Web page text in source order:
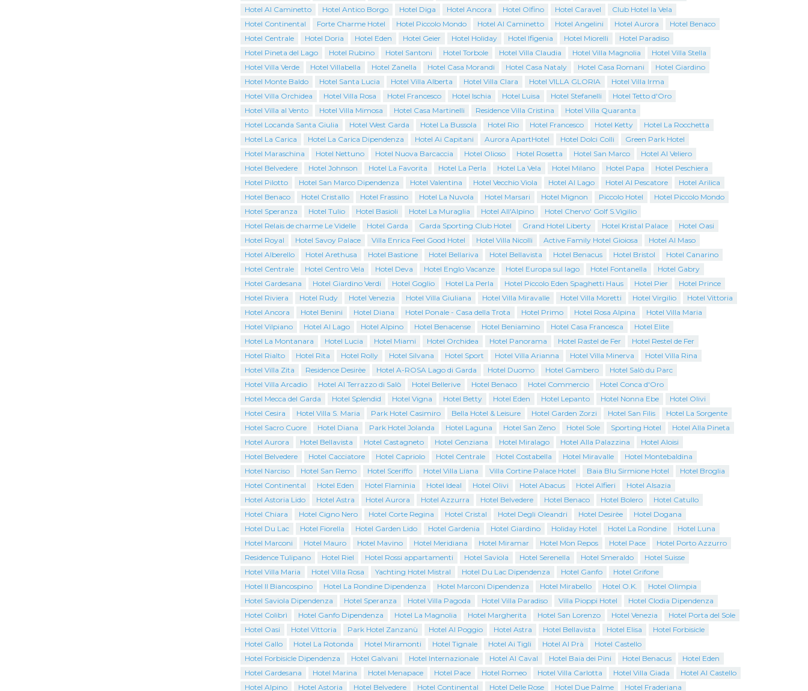
Hotel Al Caminetto
Hotel Antico Borgo Hotel Diga Hotel Ancora Hotel Olfino Hotel Caravel
Club Hotel la Vela
Hotel Continental
Forte Charme Hotel Hotel Piccolo Mondo Hotel Al Caminetto Hotel Angelini Hotel Aurora
Hotel Benaco
Hotel Centrale
Hotel Doria Hotel Eden Hotel Geier Hotel Holiday Hotel Ifigenia Hotel Miorelli
Hotel Paradiso
Hotel Pineta del Lago
Hotel Rubino Hotel Santoni Hotel Torbole Hotel Villa Claudia Hotel Villa Magnolia
Hotel Villa Stella
Hotel Villa Verde
Hotel Villabella Hotel Zanella Hotel Casa Morandi Hotel Casa Nataly Hotel Casa Romani
Hotel Giardino
Hotel Monte Baldo
Hotel Santa Lucia Hotel Villa Alberta Hotel Villa Clara Hotel VILLA GLORIA
Hotel Villa Irma
Hotel Villa Orchidea
Hotel Villa Rosa Hotel Francesco Hotel Ischia Hotel Luisa Hotel Stefanelli
Hotel Tetto d'Oro
Hotel Villa al Vento
Hotel Villa Mimosa Hotel Casa Martinelli Residence Villa Cristina
Hotel Villa Quaranta
Hotel Locanda Santa Giulia
Hotel West Garda Hotel La Bussola Hotel Rio Hotel Francesco Hotel Ketty
Hotel La Rocchetta
Hotel La Carica
Hotel La Carica Dipendenza Hotel Ai Capitani Aurora ApartHotel Hotel Dolci Colli
Green Park Hotel
Hotel Maraschina
Hotel Nettuno Hotel Nuova Barcaccia Hotel Olioso Hotel Rosetta Hotel San Marco
Hotel Al Veliero
Hotel Belvedere
Hotel Johnson Hotel La Favorita Hotel La Perla Hotel La Vela Hotel Milano Hotel Papa
Hotel Peschiera
Hotel Pilotto
Hotel San Marco Dipendenza Hotel Valentina Hotel Vecchio Viola Hotel Al Lago Hotel Al Pescatore
Hotel Arilica
Hotel Benaco
Hotel Cristallo Hotel Frassino Hotel La Nuvola Hotel Marsari Hotel Mignon Piccolo Hotel
Hotel Piccolo Mondo
Hotel Speranza
Hotel Tulio Hotel Basioli Hotel La Muraglia Hotel All'Alpino
Hotel Chervo' Golf S.Vigilio
Hotel Relais de charme Le Videlle
Hotel Garda Garda Sporting Club Hotel Grand Hotel Liberty Hotel Kristal Palace
Hotel Oasi
Hotel Royal
Hotel Savoy Palace Villa Enrica Feel Good Hotel Hotel Villa Nicolli Active Family Hotel Gioiosa
Hotel Al Maso
Hotel Alberello
Hotel Arethusa Hotel Bastione Hotel Bellariva Hotel Bellavista Hotel Benacus Hotel Bristol
Hotel Canarino
Hotel Centrale
Hotel Centro Vela Hotel Deva Hotel Englo Vacanze Hotel Europa sul lago Hotel Fontanella
Hotel Gabry
Hotel Gardesana
Hotel Giardino Verdi Hotel Goglio Hotel La Perla Hotel Piccolo Eden Spaghetti Haus Hotel Pier
Hotel Prince
Hotel Riviera
Hotel Rudy Hotel Venezia Hotel Villa Giuliana Hotel Villa Miravalle Hotel Villa Moretti Hotel Virgilio
Hotel Vittoria
Hotel Ancora
Hotel Benini Hotel Diana Hotel Ponale - Casa della Trota Hotel Primo Hotel Rosa Alpina
Hotel Villa Maria
Hotel Vilpiano
Hotel Al Lago Hotel Alpino Hotel Benacense Hotel Beniamino Hotel Casa Francesca
Hotel Elite
Hotel La Montanara
Hotel Lucia Hotel Miami Hotel Orchidea Hotel Panorama Hotel Rastel de Fer
Hotel Restel de Fer
Hotel Rialto
Hotel Rita Hotel Rolly Hotel Silvana Hotel Sport Hotel Villa Arianna Hotel Villa Minerva
Hotel Villa Rina
Hotel Villa Zita
Residence Desirèe Hotel A-ROSA Lago di Garda Hotel Duomo Hotel Gambero
Hotel Salò du Parc
Hotel Villa Arcadio
Hotel Al Terrazzo di Salò Hotel Bellerive Hotel Benaco Hotel Commercio
Hotel Conca d'Oro
Hotel Mecca del Garda
Hotel Splendid Hotel Vigna Hotel Betty Hotel Eden Hotel Lepanto Hotel Nonna Ebe
Hotel Olivi
Hotel Cesira
Hotel Villa S. Maria Park Hotel Casimiro Bella Hotel & Leisure Hotel Garden Zorzi Hotel San Filis
Hotel La Sorgente
Hotel Sacro Cuore
Hotel Diana Park Hotel Jolanda Hotel Laguna Hotel San Zeno Hotel Sole Sporting Hotel
Hotel Alla Pineta
Hotel Aurora
Hotel Bellavista Hotel Castagneto Hotel Genziana Hotel Miralago Hotel Alla Palazzina
Hotel Aloisi
Hotel Belvedere
Hotel Cacciatore Hotel Capriolo Hotel Centrale Hotel Costabella Hotel Miravalle
Hotel Montebaldina
Hotel Narciso
Hotel San Remo Hotel Sceriffo Hotel Villa Liana Villa Cortine Palace Hotel Baia Blu Sirmione Hotel
Hotel Broglia
Hotel Continental
Hotel Eden Hotel Flaminia Hotel Ideal Hotel Olivi Hotel Abacus Hotel Alfieri
Hotel Alsazia
Hotel Astoria Lido
Hotel Astra Hotel Aurora Hotel Azzurra Hotel Belvedere Hotel Benaco Hotel Bolero
Hotel Catullo
Hotel Chiara
Hotel Cigno Nero Hotel Corte Regina Hotel Cristal Hotel Degli Oleandri Hotel Desirèe
Hotel Dogana
Hotel Du Lac
Hotel Fiorella Hotel Garden Lido Hotel Gardenia Hotel Giardino Holiday Hotel Hotel La Rondine
Hotel Luna
Hotel Marconi
Hotel Mauro Hotel Mavino Hotel Meridiana Hotel Miramar Hotel Mon Repos Hotel Pace
Hotel Porto Azzurro
Residence Tulipano
Hotel Riel Hotel Rossi appartamenti Hotel Saviola Hotel Serenella Hotel Smeraldo
Hotel Suisse
Hotel Villa Maria
Hotel Villa Rosa Yachting Hotel Mistral Hotel Du Lac Dipendenza Hotel Ganfo
Hotel Grifone
Hotel Il Biancospino
Hotel La Rondine Dipendenza Hotel Marconi Dipendenza Hotel Mirabello Hotel O.K.
Hotel Olimpia
Hotel Saviola Dipendenza
Hotel Speranza Hotel Villa Pagoda Hotel Villa Paradiso Villa Pioppi Hotel
Hotel Clodia Dipendenza
Hotel Colibrì
Hotel Ganfo Dipendenza Hotel La Magnolia Hotel Margherita Hotel San Lorenzo Hotel Venezia
Hotel Porta del Sole
Hotel Oasi
Hotel Vittoria Park Hotel Zanzanù Hotel Al Poggio Hotel Astra Hotel Bellavista Hotel Elisa
Hotel Forbisicle
Hotel Gallo
Hotel La Rotonda Hotel Miramonti Hotel Tignale Hotel Ai Tigli Hotel Al Prà
Hotel Castello
Hotel Forbisicle Dipendenza
Hotel Galvani Hotel Internazionale Hotel Al Caval Hotel Baia dei Pini Hotel Benacus
Hotel Eden
Hotel Gardesana
Hotel Marina Hotel Menapace Hotel Pace Hotel Romeo Hotel Villa Carlotta Hotel Villa Giada
Hotel Al Castello
Hotel Alpino
Hotel Astoria Hotel Belvedere Hotel Continental Hotel Delle Rose Hotel Due Palme Hotel Fraderiana